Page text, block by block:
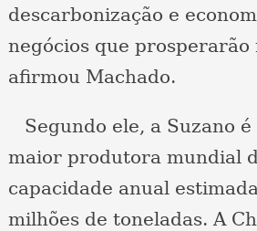
descarbonização e
negócios que prosperarão
afirmou Machado.
Segundo ele, a Suzano é
maior produtora mundial
capacidade anual
milhões de toneladas. A